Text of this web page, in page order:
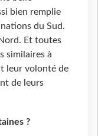
bien remplie
du Sud.
Et toutes
similaires à
leur volonté de
de leurs
?